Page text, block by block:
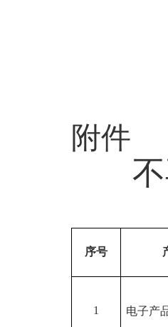
附件
序号
1 电子产